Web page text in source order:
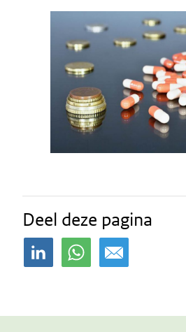
Deel deze pagina